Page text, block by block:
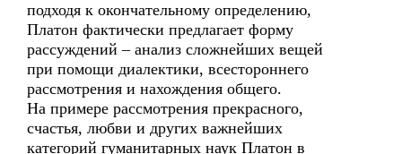
подходя к окончательному определению,
Платон фактически предлагает форму
рассуждений – анализ сложнейших вещей
при помощи диалектики, всестороннего
рассмотрения и нахождения общего.
На примере рассмотрения прекрасного,
счастья, любви и других важнейших
категорий гуманитарных наук Платон в